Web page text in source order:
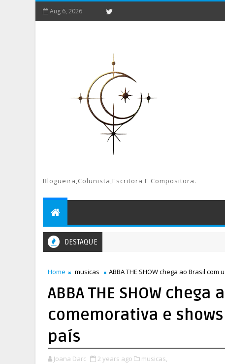
Aug 6, 2026
Blogueira,colunista,escritora E Compositora.
DESTAQUE
Home musicas ABBA THE SHOW chega ao Brasil
ABBA THE SHOW
comemorativa e
país
Joana Darc 2 years ago musicas,